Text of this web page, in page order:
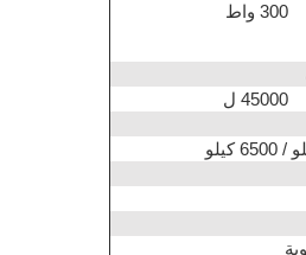
300 واط
45000 ل